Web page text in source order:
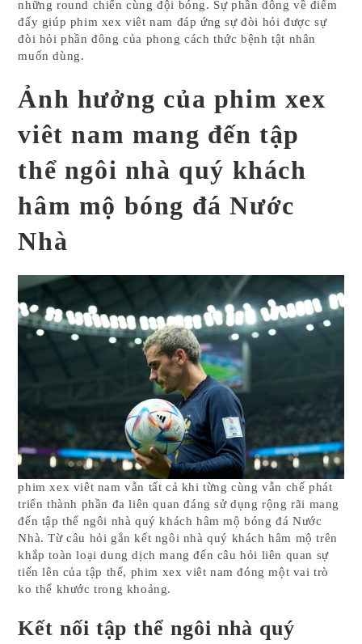
những round chiến cùng đội bóng. Sự phần đông về điểm
đấy giúp phim xex viêt nam đáp ứng sự đòi hỏi được sự
đòi hỏi phần đông của phong cách thức bệnh tật nhân
muốn dùng.
Ảnh hưởng của phim xex
viêt nam mang đến tập
thể ngôi nhà quý khách
hâm mộ bóng đá Nước
Nhà
phim xex viêt nam vẫn tất cả khi từng cùng vẫn chế phát
triển thành phần đa liên quan đáng sử dụng rộng rãi mang
đến tập thể ngôi nhà quý khách hâm mộ bóng đá Nước
Nhà. Từ câu hỏi gắn kết ngôi nhà quý khách hâm mộ trên
khắp toàn loại dung dịch mang đến câu hỏi liên quan sự
tiến lên của tập thể, phim xex viêt nam đóng một vai trò
ko thể khước trong khoảng.
Kết nối tập thể ngôi nhà quý